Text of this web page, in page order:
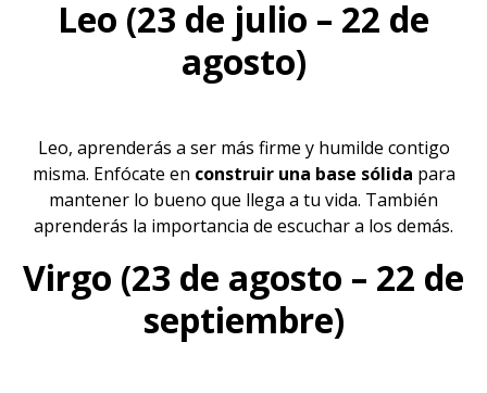
Leo (23 de julio – 22 de
agosto)
Leo, aprenderás a ser más firme y humilde contigo
misma. Enfócate en construir una base sólida para
mantener lo bueno que llega a tu vida. También
aprenderás la importancia de escuchar a los demás.
Virgo (23 de agosto – 22 de
septiembre)